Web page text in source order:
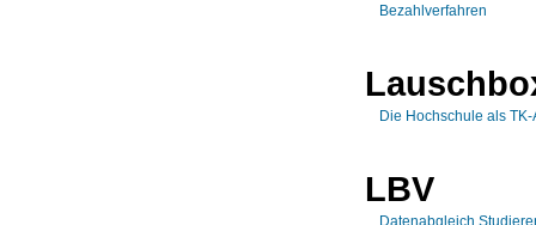
Bezahlverfahren
Die Hochschule als
LBV
Datenabgleich